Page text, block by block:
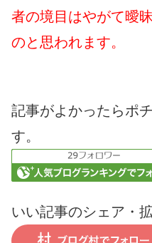
者の境目はやがて曖
のと思われます。
記事がよかったらポ
す。
いい記事のシェア・